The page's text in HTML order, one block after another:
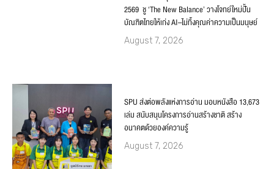
2569 ชู ‘The New Balance’ วางโจทย์ใหม่ปั้น
บัณฑิตไทยให้เก่ง AI–ไม่ทิ้งคุณค่าความเป็นมนุษย์
August 7, 2026
SPU ส่งต่อพลังแห่งการอ่าน มอบหนังสือ 13,673
เล่ม สนับสนุนโครงการอ่านสร้างชาติ สร้าง
อนาคตด้วยองค์ความรู้
August 7, 2026